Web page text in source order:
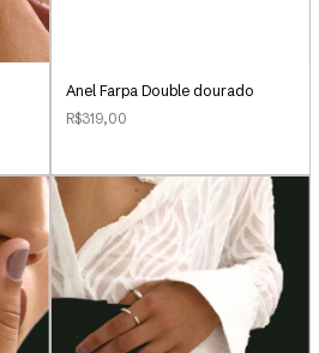
Anel Farpa Double dourado
R$319,00